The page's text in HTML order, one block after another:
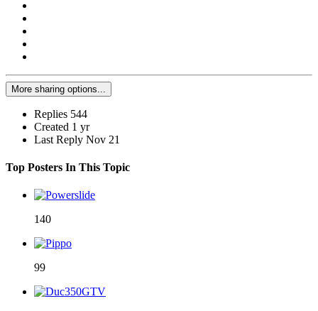
More sharing options...
Replies 544
Created 1 yr
Last Reply Nov 21
Top Posters In This Topic
140
99